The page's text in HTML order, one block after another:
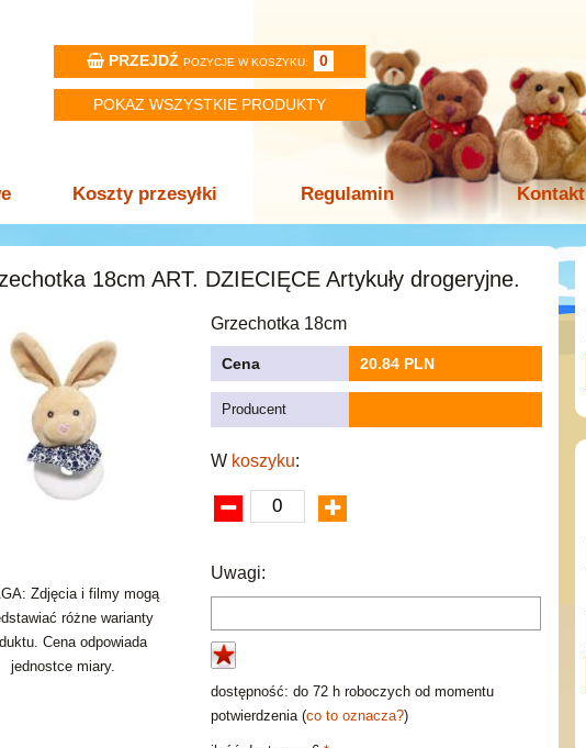
PRZEJDŹ POZYCJE W KOSZYKU: 0
POKAZ WSZYSTKIE PRODUKTY
Koszty przesyłki Regulamin Kontakt
18cm ART. DZIECIĘCE Artykuły drogeryjne.
Zdjęcia i filmy mogą
różne warianty
Cena odpowiada
jednostce miary.
Grzechotka 18cm
Cena 20.84 PLN
Producent
W koszyku:
Uwagi:
dostępność: do 72 h roboczych od momentu
potwierdzenia (co to oznacza?)